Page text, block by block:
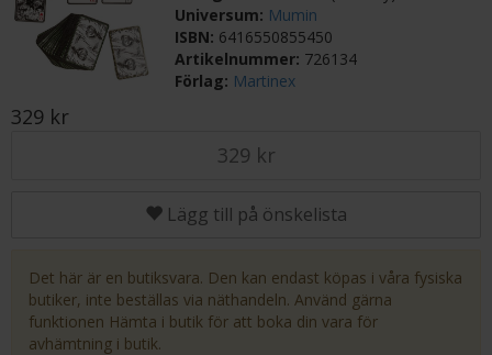
Universum: Mumin
ISBN: 6416550855450
Artikelnummer: 726134
Förlag: Martinex
329 kr
329 kr
Lägg till på önskelista
Det här är en butiksvara. Den kan endast köpas i våra fysiska
butiker, inte beställas via näthandeln. Använd gärna
funktionen Hämta i butik för att boka din vara för
avhämtning i butik.